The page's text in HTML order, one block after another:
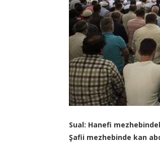
Sual: Hanefi
Şafii mezhebinde kan